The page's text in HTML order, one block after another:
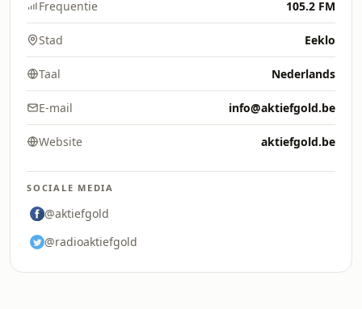
Frequentie 105.2 FM
Stad Eeklo
Taal Nederlands
E-mail info@aktiefgold.be
Website aktiefgold.be
SOCIALE MEDIA
@aktiefgold
@radioaktiefgold